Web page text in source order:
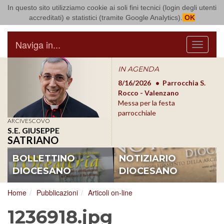
In questo sito utilizziamo cookie ai soli fini tecnici (login degli utenti
accreditati) e statistici (tramite Google Analytics). OK
Arcidiocesi di Bari Bitonto
Menu
Naviga in...
ARCIVESCOVO
S.E. GIUSEPPE
SATRIANO
IN AGENDA
8/17/2026
Conversano
Conferenza Episcopale
Pugliese
8/16/2026
Parrocchia S.
Rocco - Valenzano
Messa per la festa
parrocchiale
BOLLETTINO
DIOCESANO
NOTIZIARIO
DIOCESANO
Home Pubblicazioni Articoli on-line
1236918.jpg